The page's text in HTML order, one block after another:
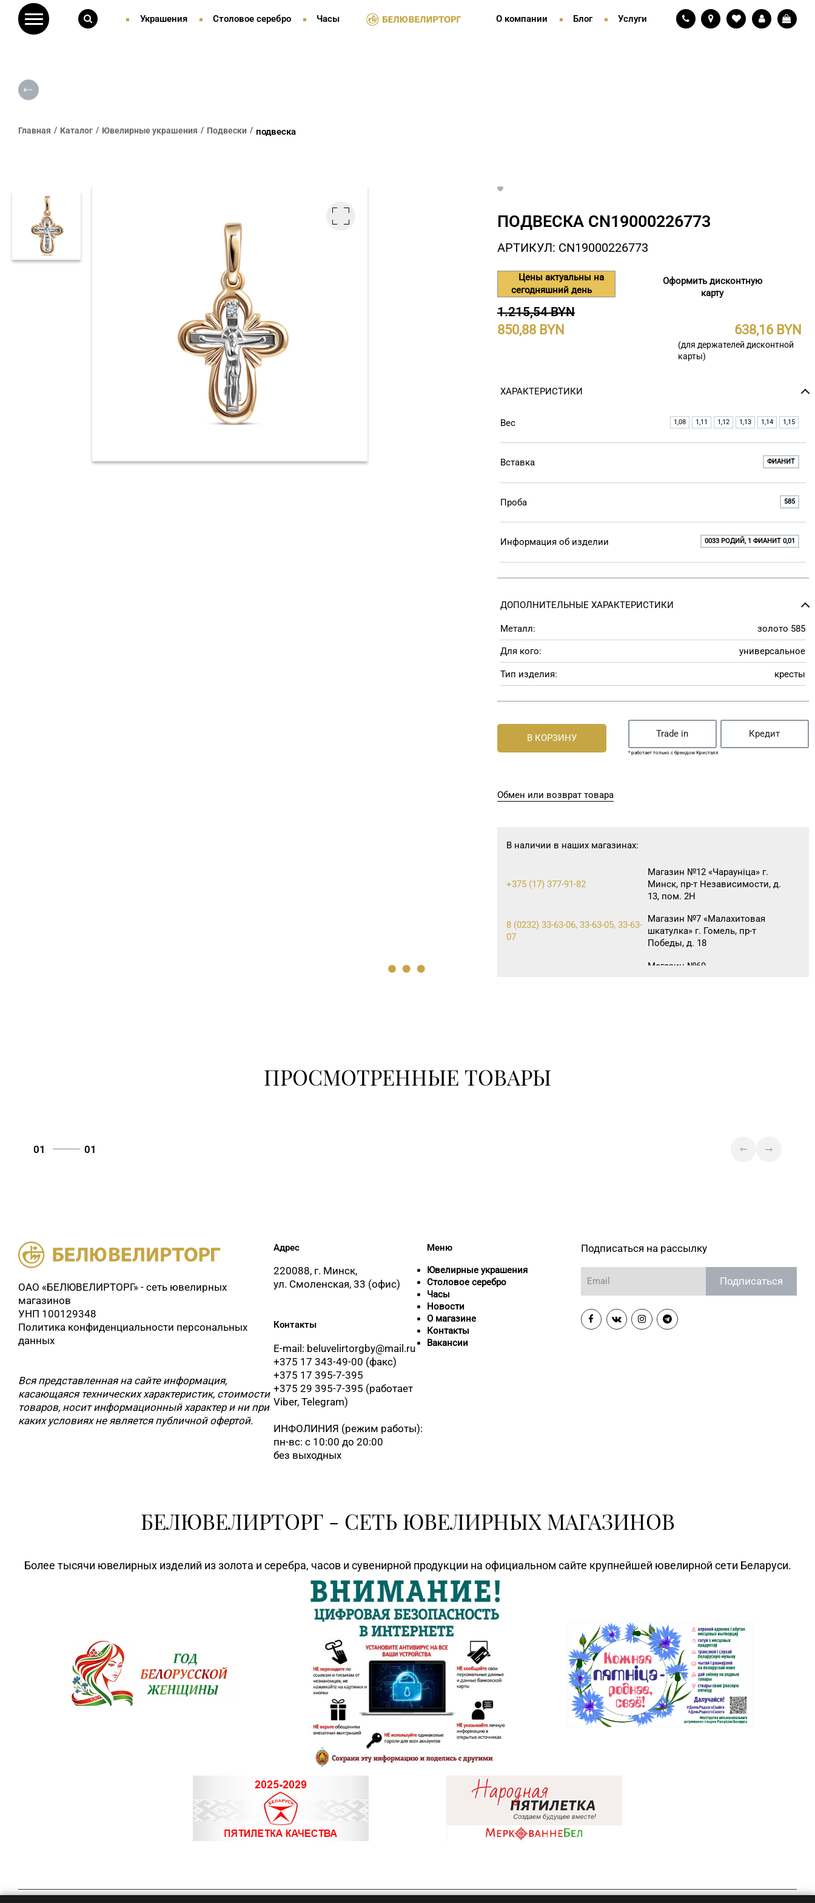
Украшения Столовое серебро Часы О компании Блог Услуги
Главная Каталог Ювелирные украшения Подвески подвеска
ПОДВЕСКА СN19000226773
АРТИКУЛ: СN19000226773
Цены актуальны на
сегодняшний день
Оформить дисконтную
карту
1.215,54 BYN
850,88 638,16
(для держателей дисконтной
карты)
ХАРАКТЕРИСТИКИ
Вес 1,08 1,11 1,12 1,13 1,14 1,15
Вставка ФИАНИТ
Проба 585
Информация об изделии 0033 РОДИЙ, 1 ФИАНИТ 0,01
ДОПОЛНИТЕЛЬНЫЕ ХАРАКТЕРИСТИКИ
Металл: золото 585
Для кого: универсальное
Тип изделия: кресты
В КОРЗИНУ Trade in Кредит
* работает только с брендом Кристалл
Обмен или возврат товара
В наличии в наших магазинах:
+375 (17) 377-91-82
Магазин №12 «Чараунiца» г.
Минск, пр-т Независимости, д.
13, пом. 2Н
8 (0232) 33-63-06, 33-63-05, 33-63-
07
Магазин №7 «Малахитовая
шкатулка» г. Гомель, пр-т
Победы, д. 18
Магазин №69
8 (0225) 72-70-40, 72-66-67, 79-16-
11
ПРОСМОТРЕННЫЕ ТОВАРЫ
01 01
ОАО «БЕЛЮВЕЛИРТОРГ» - сеть ювелирных
магазинов
УНП 100129348
Политика конфиденциальности персональных
данных
Вся представленная на сайте информация,
касающаяся технических характеристик, стоимости
товаров, носит информационный характер и ни при
каких условиях не является публичной офертой.
Адрес
220088, г. Минск,
ул. Смоленская, 33 (офис)
Контакты
E-mail: beluvelirtorgby@mail.ru
+375 17 343-49-00 (факс)
+375 17 395-7-395
+375 29 395-7-395 (работает
Viber, Telegram)
ИНФОЛИНИЯ (режим работы):
пн-вс: с 10:00 до 20:00
без выходных
Меню
Ювелирные украшения
Столовое серебро
Часы
Новости
О магазине
Контакты
Вакансии
Подписаться на рассылку
Подписаться
БЕЛЮВЕЛИРТОРГ - СЕТЬ ЮВЕЛИРНЫХ МАГАЗИНОВ
Более тысячи ювелирных изделий из золота и серебра, часов и сувенирной продукции на официальном сайте крупнейшей ювелирной сети Беларуси.